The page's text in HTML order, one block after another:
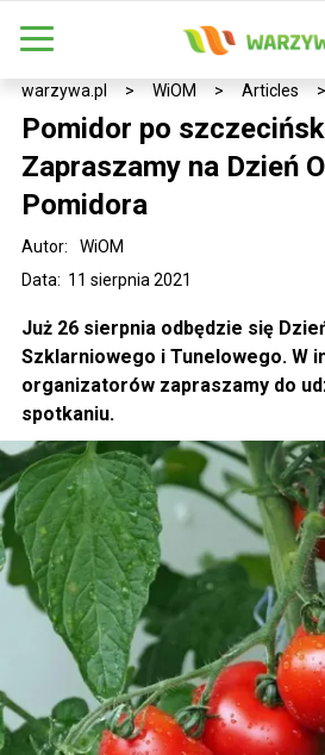
warzywa.pl > WiOM > Articles >
Pomidor po
Zapraszamy na Dzień
Pomidora
Data: 11 sierpnia 2021
Autor: WiOM
Już 26 sierpnia odbędzie się
Szklarniowego i Tunelowego. W
organizatorów zapraszamy do
spotkaniu.